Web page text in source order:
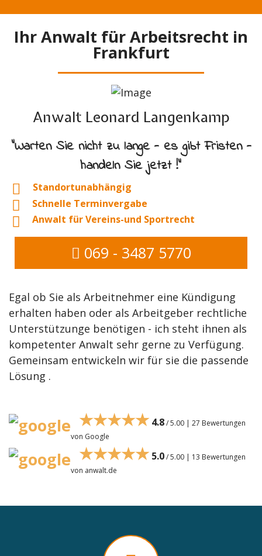
Ihr Anwalt für Arbeitsrecht in
Frankfurt
Anwalt Leonard Langenkamp
"Warten Sie nicht zu lange - es gibt Fristen -
handeln Sie jetzt !"
Standortunabhängig
Schnelle Terminvergabe
Anwalt für Vereins-und Sportrecht
069 - 3487 5770
Egal ob Sie als Arbeitnehmer eine Kündigung
erhalten haben oder als Arbeitgeber rechtliche
Unterstützunge benötigen - ich steht ihnen als
kompetenter Anwalt sehr gerne zu Verfügung.
Gemeinsam entwickeln wir für sie die passende
Lösung .
★★★★★ 4.8/ 5.00 | 27 Bewertungen
von Google
★★★★★ 5.0/ 5.00 | 13 Bewertungen
von anwalt.de